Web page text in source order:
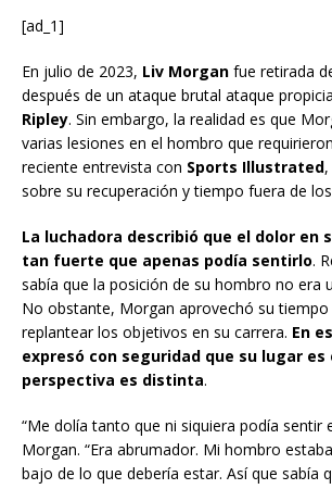
[ad_1]
En julio de 2023, Liv Morgan fue retirada
después de un ataque brutal ataque
Ripley. Sin embargo, la realidad es que
varias lesiones en el hombro que
reciente entrevista con Sports Illustrated
sobre su recuperación y tiempo fuera de
La luchadora describió que el dolor en
tan fuerte que apenas podía sentirlo.
sabía que la posición de su hombro no era
No obstante, Morgan aprovechó su tiempo
replantear los objetivos en su carrera. En
expresó con seguridad que su lugar es
perspectiva es distinta.
“Me dolía tanto que ni siquiera podía sentir
Morgan. “Era abrumador. Mi hombro
bajo de lo que debería estar. Así que sabía